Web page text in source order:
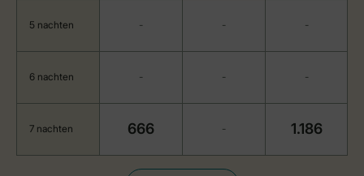
5 nachten - - -
6 nachten - - -
7 nachten 666 - 1.186